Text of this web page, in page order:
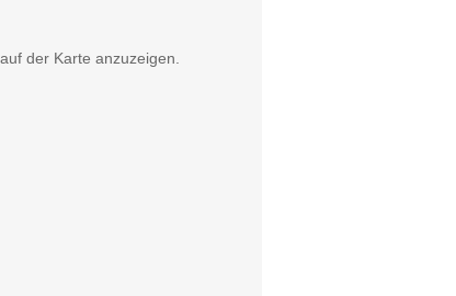
auf der Karte anzuzeigen.